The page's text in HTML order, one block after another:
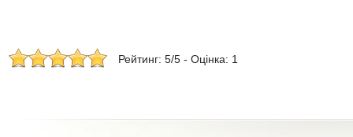
Рейтинг: 5/5 - Оцінка: 1